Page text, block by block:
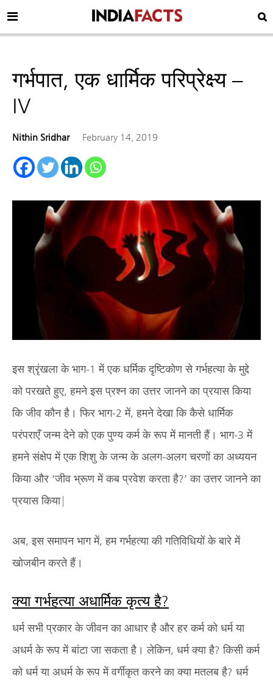
गर्भपात, एक धार्मिक परिप्रेक्ष्य –
IV
Nithin Sridhar February 14, 2019
इस श्रृंखला के भाग-1 में एक धर्मिक दृष्टिकोण से गर्भहत्या के मुद्दे
को परखते हुए, हमने इस प्रश्न का उत्तर जानने का प्रयास किया
कि जीव कौन है। फिर भाग-2 में, हमने देखा कि कैसे धार्मिक
परंपराएँ जन्म देने को एक पुण्य कर्म के रूप में मानती हैं। भाग-3 में
हमने संक्षेप में एक शिशु के जन्म के अलग-अलग चरणों का अध्ययन
किया और ‘जीव भ्रूण में कब प्रवेश करता है?’ का उत्तर जानने का
प्रयास किया|
अब, इस समापन भाग में, हम गर्भहत्या की गतिविधियों के बारे में
खोजबीन करते हैं।
क्या गर्भहत्या अधार्मिक कृत्य है?
धर्म सभी प्रकार के जीवन का आधार है और हर कर्म को धर्म या
अधर्म के रूप में बांटा जा सकता है। लेकिन, धर्म क्या है? किसी कर्म
को धर्म या अधर्म के रूप में वर्गीकृत करने का क्या मतलब है? धर्म